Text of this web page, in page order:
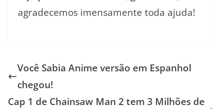
agradecemos imensamente toda ajuda!
Você Sabia Anime versão em Espanhol
chegou!
Cap 1 de Chainsaw Man 2 tem 3 Milhões de